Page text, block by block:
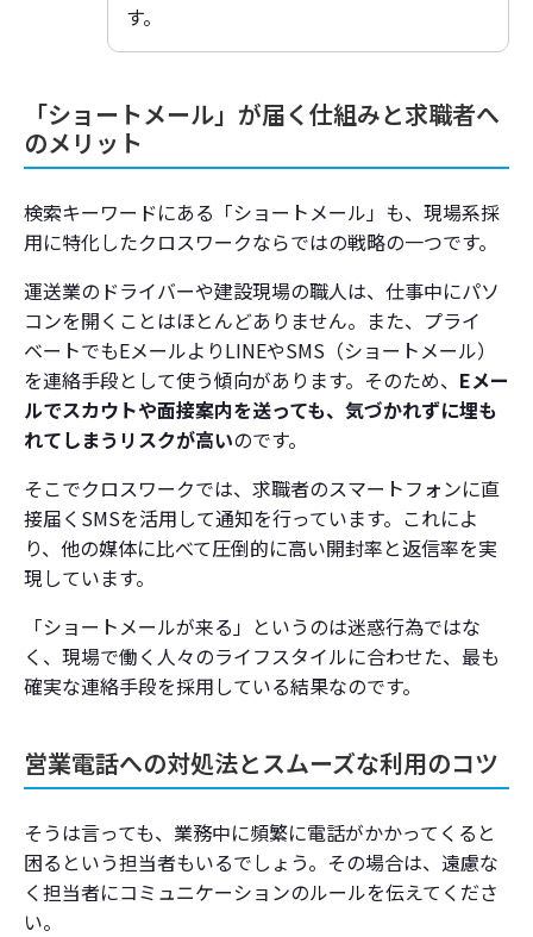
す。
「ショートメール」が届く仕組みと求職者へ
のメリット
検索キーワードにある「ショートメール」も、現場系採
用に特化したクロスワークならではの戦略の一つです。
運送業のドライバーや建設現場の職人は、仕事中にパソ
コンを開くことはほとんどありません。また、プライ
ベートでもEメールよりLINEやSMS（ショートメール）
を連絡手段として使う傾向があります。そのため、 Eメー
ルでスカウトや面接案内を送っても、気づかれずに埋も
れてしまうリスクが高いのです。
そこでクロスワークでは、求職者のスマートフォンに直
接届くSMSを活用して通知を行っています。これによ
り、他の媒体に比べて圧倒的に高い開封率と返信率を実
現しています。
「ショートメールが来る」というのは迷惑行為ではな
く、現場で働く人々のライフスタイルに合わせた、最も
確実な連絡手段を採用している結果なのです。
営業電話への対処法とスムーズな利用のコツ
そうは言っても、業務中に頻繁に電話がかかってくると
困るという担当者もいるでしょう。その場合は、遠慮な
く担当者にコミュニケーションのルールを伝えてくださ
い。